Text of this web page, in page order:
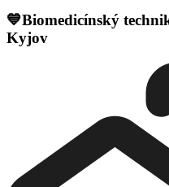
💙Biomedicínský
Kyjov